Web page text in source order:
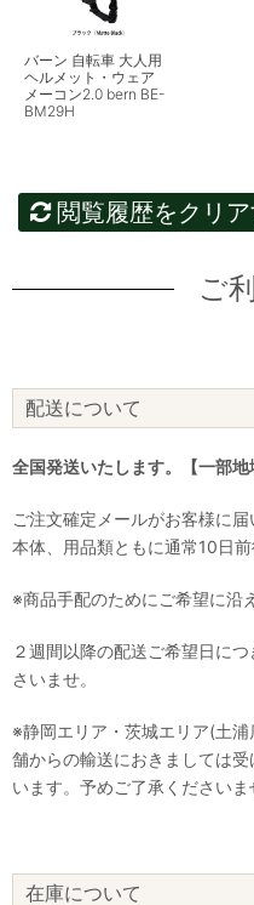
バーン 自転車 大人用
ヘルメット・ウェア
メーコン2.0 bern BE-
BM29H
閲覧履歴をクリア
ご
配送について
全国発送いたします。【一部地
ご注文確定メールがお客様に
本体、用品類ともに通常10日
※商品手配のためにご希望に沿
２週間以降の配送ご希望日に
さいませ。
※静岡エリア・茨城エリア(土
舗からの輸送におきましては
います。予めご了承くださいま
在庫について